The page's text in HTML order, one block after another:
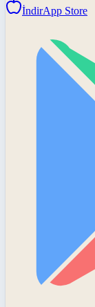
İndirApp Store